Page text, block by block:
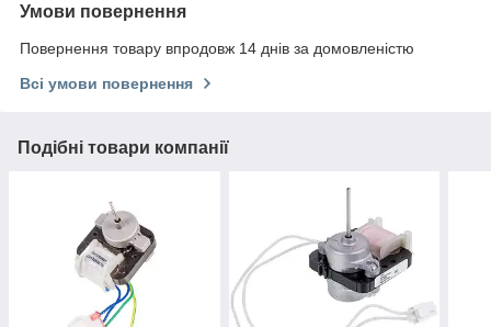
Умови повернення
Повернення товару впродовж 14 днів за домовленістю
Всі умови повернення
Подібні товари компанії